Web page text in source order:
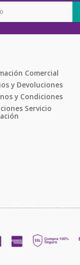
Comercial
y Devoluciones
y Condiciones
Servicio